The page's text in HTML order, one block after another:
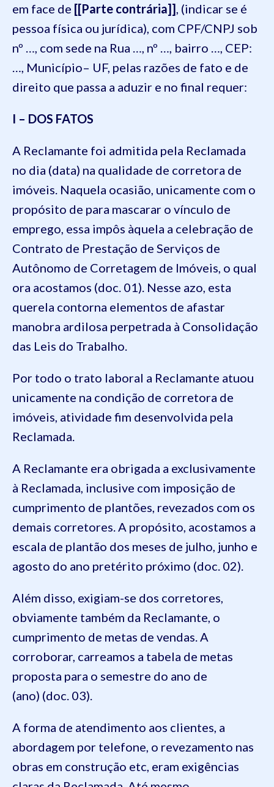
em face de [[Parte contrária]] , (indicar se é
pessoa física ou jurídica), com CPF/CNPJ sob
nº …, com sede na Rua …, nº …, bairro …, CEP:
…, Município– UF, pelas razões de fato e de
direito que passa a aduzir e no final requer:
I – DOS FATOS
A Reclamante foi admitida pela Reclamada
no dia (data) na qualidade de corretora de
imóveis. Naquela ocasião, unicamente com o
propósito de para mascarar o vínculo de
emprego, essa impôs àquela a celebração de
Contrato de Prestação de Serviços de
Autônomo de Corretagem de Imóveis, o qual
ora acostamos (doc. 01). Nesse azo, esta
querela contorna elementos de afastar
manobra ardilosa perpetrada à Consolidação
das Leis do Trabalho.
Por todo o trato laboral a Reclamante atuou
unicamente na condição de corretora de
imóveis, atividade fim desenvolvida pela
Reclamada.
A Reclamante era obrigada a exclusivamente
à Reclamada, inclusive com imposição de
cumprimento de plantões, revezados com os
demais corretores. A propósito, acostamos a
escala de plantão dos meses de julho, junho e
agosto do ano pretérito próximo (doc. 02).
Além disso, exigiam-se dos corretores,
obviamente também da Reclamante, o
cumprimento de metas de vendas. A
corroborar, carreamos a tabela de metas
proposta para o semestre do ano de
(ano) (doc. 03).
A forma de atendimento aos clientes, a
abordagem por telefone, o revezamento nas
obras em construção etc, eram exigências